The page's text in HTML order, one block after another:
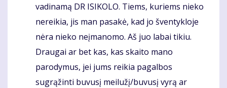
vadinamą DR ISIKOLO. Tiems, kuriems nieko
nereikia, jis man pasakė, kad jo šventykloje
nėra nieko neįmanomo. Aš juo labai tikiu.
Draugai ar bet kas, kas skaito mano
parodymus, jei jums reikia pagalbos
sugrąžinti buvusį meilužį/buvusį vyrą ar